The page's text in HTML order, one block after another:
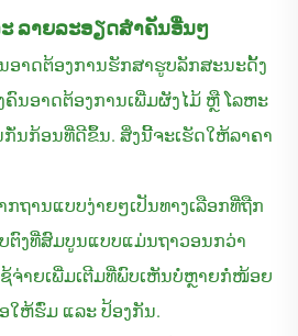
ລາຍລະອຽດສຳຄັນອື່ນໆ
ອາດຕ້ອງການຮັກສາຮູບລັກສະນະດັ້ງ
ຄົນອາດຕ້ອງການເພີ່ມຜັງໄມ້ ຫຼື ໂລຫະ
ກັ່ນກ້ອນທີ່ດີຂຶ້ນ. ສິ່ງນີ້ຈະເຮັດໃຫ້ລາຄາ
ຖານແບບງ່າຍໆເປັນທາງເລືອກທີ່ຖືກ
ຕົງທີ່ສົມບູນແບບແມ່ນຖາວອນກວ່າ
ຈ່າຍເພີ່ມເຕີມທີ່ພົບເຫັນບໍ່ຫຼາຍກໍ່ໜ້ອຍ
ໃຫ້ຮົ່ມ ແລະ ປ້ອງກັນ.